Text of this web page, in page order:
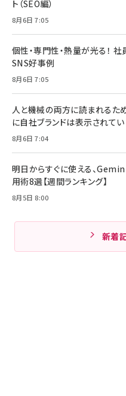
ト（SEO編）
8月6日 7:05
個性・専門性・熱量が光る！
SNS好事例
8月6日 7:05
人と機械の両方に読まれるた
に自社ブランドは表示されて
8月6日 7:04
明日からすぐに使える、
用術8選【週間ランキング】
8月5日 8:00
新着